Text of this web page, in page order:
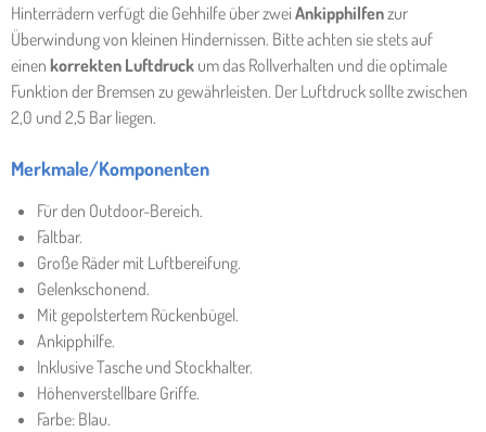
Hinterrädern verfügt die Gehhilfe über zwei Ankipphilfenzur
Überwindung von kleinen Hindernissen. Bitte achten sie stets auf
einen korrekten Luftdruck um das Rollverhalten und die optimale
Funktion der Bremsen zu gewährleisten. Der Luftdruck sollte zwischen
2,0 und 2,5 Bar liegen.
Merkmale/Komponenten
Für den Outdoor-Bereich.
Faltbar.
Große Räder mit Luftbereifung.
Gelenkschonend.
Mit gepolstertem Rückenbügel.
Ankipphilfe.
Inklusive Tasche und Stockhalter.
Höhenverstellbare Griffe.
Farbe: Blau.